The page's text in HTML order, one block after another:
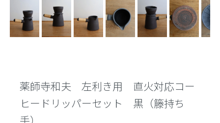
薬師寺和夫 左利き用 直火対応コー
ヒードリッパーセット 黒（籐持ち